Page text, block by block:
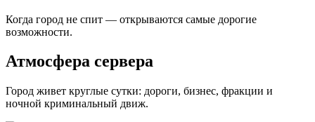
Когда город не спит — открываются самые дорогие
возможности.
Атмосфера сервера
Город живет круглые сутки: дороги, бизнес, фракции и
ночной криминальный движ.